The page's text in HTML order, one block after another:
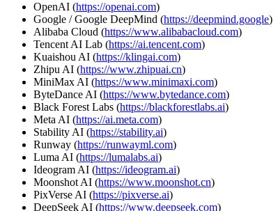
OpenAI (https://openai.com)
Google / Google DeepMind (https://deepmind.google)
Alibaba Cloud (https://www.alibabacloud.com)
Tencent AI Lab (https://ai.tencent.com)
Kuaishou AI (https://klingai.com)
Zhipu AI (https://www.zhipuai.cn)
MiniMax AI (https://www.minimaxi.com)
ByteDance AI (https://www.bytedance.com)
Black Forest Labs (https://blackforestlabs.ai)
Meta AI (https://ai.meta.com)
Stability AI (https://stability.ai)
Runway (https://runwayml.com)
Luma AI (https://lumalabs.ai)
Ideogram AI (https://ideogram.ai)
Moonshot AI (https://www.moonshot.cn)
PixVerse AI (https://pixverse.ai)
DeepSeek AI (https://www.deepseek.com)